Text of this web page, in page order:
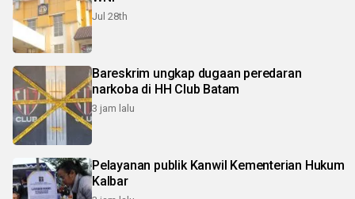
Jul 28th
Bareskrim ungkap dugaan peredaran
narkoba di HH Club Batam
3 jam lalu
Pelayanan publik Kanwil Kementerian Hukum
Kalbar